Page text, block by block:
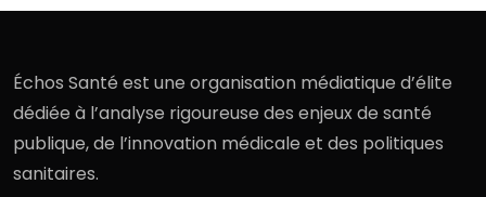
Échos Santé est une organisation médiatique d’élite
dédiée à l’analyse rigoureuse des enjeux de santé
publique, de l’innovation médicale et des politiques
sanitaires.